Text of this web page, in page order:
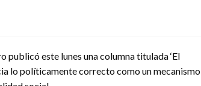
este lunes una columna titulada ‘El
lo políticamente correcto como un mecanismo